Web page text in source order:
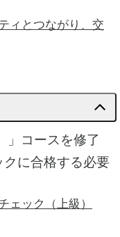
ィとつながり、交
」コースを修了
に合格する必要
ェック（上級）